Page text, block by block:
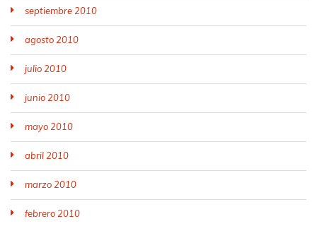
septiembre 2010
agosto 2010
julio 2010
junio 2010
mayo 2010
abril 2010
marzo 2010
febrero 2010